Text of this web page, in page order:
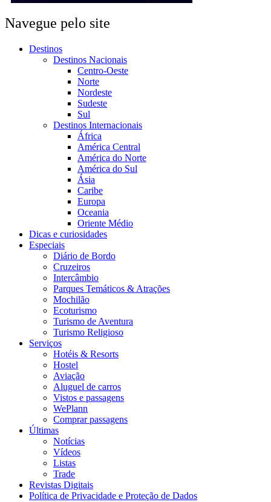
Navegue pelo site
Destinos
Destinos Nacionais
Centro-Oeste
Norte
Nordeste
Sudeste
Sul
Destinos Internacionais
África
América Central
América do Norte
América do Sul
Ásia
Caribe
Europa
Oceania
Oriente Médio
Dicas e curiosidades
Especiais
Diário de Bordo
Cruzeiros
Intercâmbio
Parques Temáticos & Atrações
Mochilão
Ecoturismo
Turismo de Aventura
Turismo Religioso
Serviços
Hotéis & Resorts
Hostel
Aviação
Aluguel de carros
Vistos e passagens
WePlann
Comprar passagens
Últimas
Notícias
Vídeos
Listas
Trade
Revistas Digitais
Política de Privacidade e Proteção de Dados